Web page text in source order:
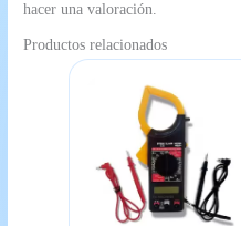
hacer una valoración.
Productos relacionados